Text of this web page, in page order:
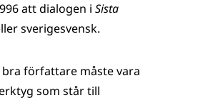
att dialogen i Sista
sverigesvensk.
bra författare måste vara
som står till